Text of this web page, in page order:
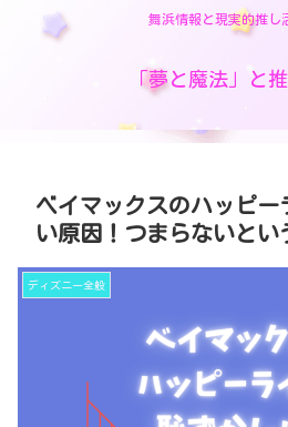
舞浜情報と現実的推し
「夢と魔法」と
ベイマックスのハッピー
い原因！つまらないとい
ディズニー全般